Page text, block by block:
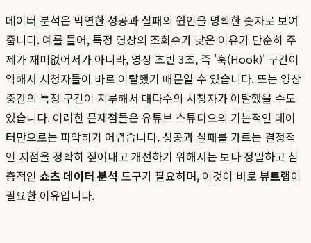
데이터 분석은 막연한 성공과 실패의 원인을 명확한 숫자로 보여
줍니다. 예를 들어, 특정 영상의 조회수가 낮은 이유가 단순히 주
제가 재미없어서가 아니라, 영상 초반 3초, 즉 '훅(Hook)' 구간이
약해서 시청자들이 바로 이탈했기 때문일 수 있습니다. 또는 영상
중간의 특정 구간이 지루해서 대다수의 시청자가 이탈했을 수도
있습니다. 이러한 문제점들은 유튜브 스튜디오의 기본적인 데이
터만으로는 파악하기 어렵습니다. 성공과 실패를 가르는 결정적
인 지점을 정확히 짚어내고 개선하기 위해서는 보다 정밀하고 심
층적인 쇼츠 데이터 분석 도구가 필요하며, 이것이 바로 뷰트랩이
필요한 이유입니다.